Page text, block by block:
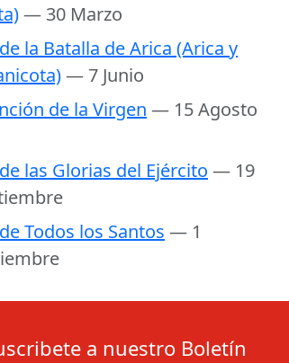
— 30 Marzo
la Batalla de Arica (Arica y
— 7 Junio
de la Virgen — 15 Agosto
las Glorias del Ejército — 19
Todos los Santos — 1
a nuestro Boletín